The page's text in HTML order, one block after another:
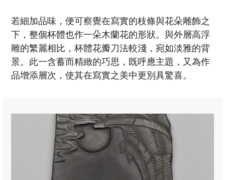
若細加品味，便可察覺在寫實的枝條與花朵雕飾之
下，整個杯體也作一朵木蘭花的形狀。與外層高浮
雕的繁麗相比，杯體花瓣刀法較淺，宛如淡雅的背
景。此一含蓄而精緻的巧思，既呼應主題，又為作
品增添層次，使其在寫實之美中更別具驚喜。